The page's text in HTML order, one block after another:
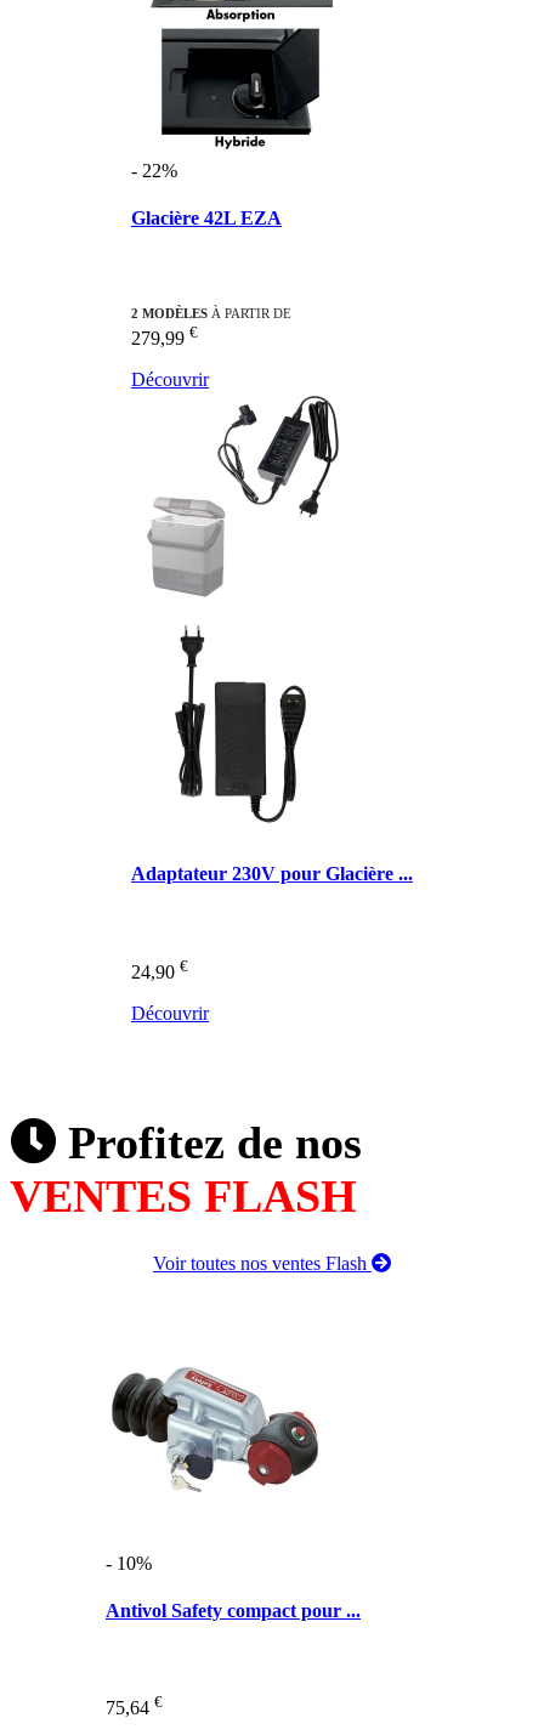
- 22%
Glacière 42L EZA
2 MODÈLES À PARTIR DE
279,99 €
Découvrir
Adaptateur 230V pour Glacière ...
24,90 €
Découvrir
Profitez de nos
VENTES FLASH
Voir toutes nos ventes Flash
- 10%
Antivol Safety compact pour ...
75,64 €